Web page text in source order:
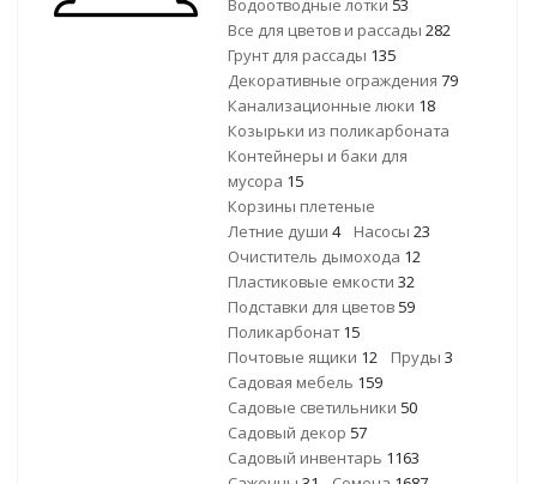
Водоотводные лотки 53
Все для цветов и рассады 282
Грунт для рассады 135
Декоративные ограждения 79
Канализационные люки 18
Козырьки из поликарбоната
Контейнеры и баки для
мусора 15
Корзины плетеные
Летние души 4 Насосы 23
Очиститель дымохода 12
Пластиковые емкости 32
Подставки для цветов 59
Поликарбонат15
Почтовые ящики 12 Пруды 3
Садовая мебель 159
Садовые светильники 50
Садовый декор 57
Садовый инвентарь 1163